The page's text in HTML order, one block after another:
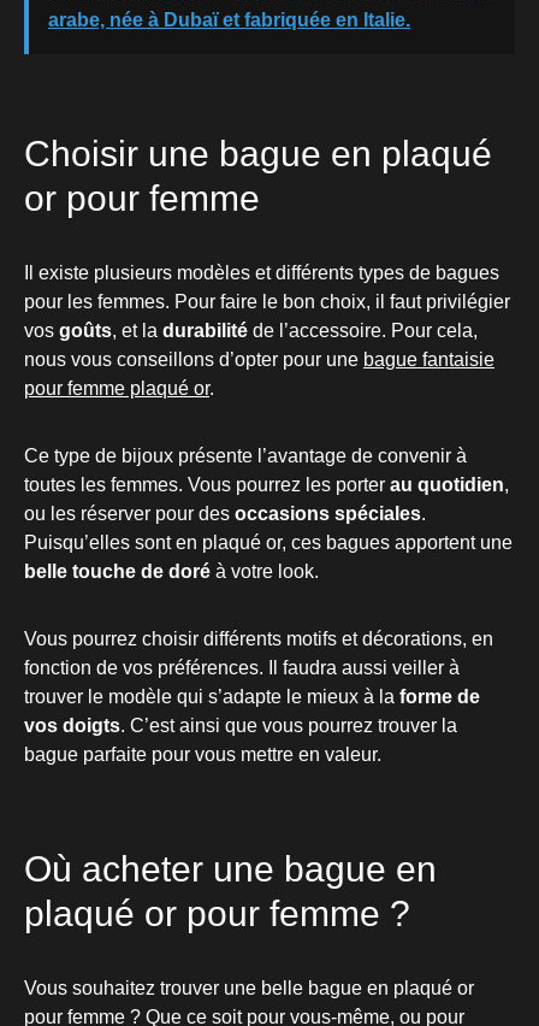
arabe, née à Dubaï et fabriquée en Italie.
Choisir une bague en plaqué
or pour femme
Il existe plusieurs modèles et différents types de bagues
pour les femmes. Pour faire le bon choix, il faut privilégier
vos goûts, et la durabilité de l’accessoire. Pour cela,
nous vous conseillons d’opter pour une bague fantaisie
pour femme plaqué or.
Ce type de bijoux présente l’avantage de convenir à
toutes les femmes. Vous pourrez les porter au quotidien,
ou les réserver pour des occasions spéciales.
Puisqu’elles sont en plaqué or, ces bagues apportent une
belle touche de doré à votre look.
Vous pourrez choisir différents motifs et décorations, en
fonction de vos préférences. Il faudra aussi veiller à
trouver le modèle qui s’adapte le mieux à la forme de
vos doigts. C’est ainsi que vous pourrez trouver la
bague parfaite pour vous mettre en valeur.
Où acheter une bague en
plaqué or pour femme ?
Vous souhaitez trouver une belle bague en plaqué or
pour femme ? Que ce soit pour vous-même, ou pour